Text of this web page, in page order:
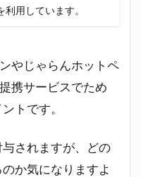
用しています。
やじゃらんホットペ
携サービスでため
トです。
されますが、どの
か気になりますよ